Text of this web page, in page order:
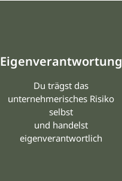
Eigenverantwortung
Du trägst das
unternehmerisches Risiko
selbst
und handelst
eigenverantwortlich